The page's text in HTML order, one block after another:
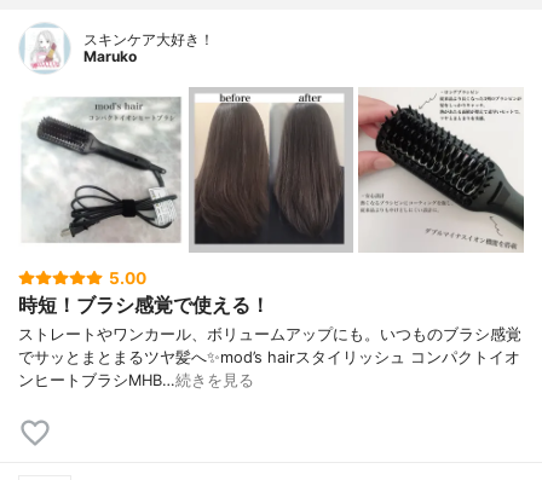
スキンケア大好き！
Maruko
5.00
時短！ブラシ感覚で使える！
ストレートやワンカール、ボリュームアップにも。いつものブラシ感覚
でサッとまとまるツヤ髪へ✨mod’s hairスタイリッシュ コンパクトイオ
ンヒートブラシMHB…続きを見る